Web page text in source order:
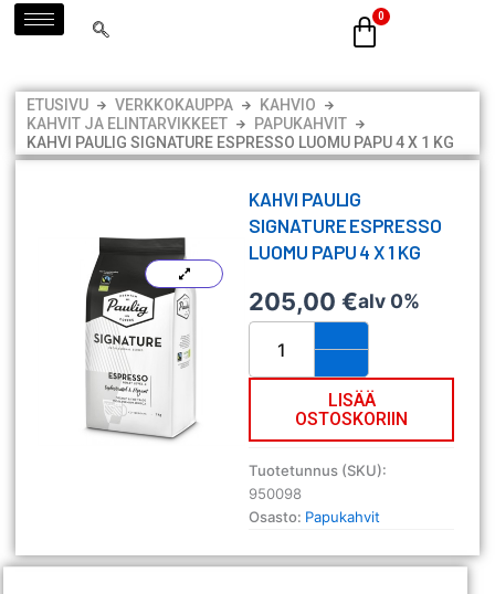
Siirry
sisältöön
ETUSIVU VERKKOKAUPPA
KAHVIO
KAHVIT JA ELINTARVIKKEET
PAPUKAHVIT
KAHVI PAULIG SIGNATURE ESPRESSO LUOMU PAPU 4 X 1 KG
KAHVI PAULIG
SIGNATURE ESPRESSO
LUOMU PAPU 4 X 1 KG
205,00€alv 0%
Kahvi
Paulig
Signature
papu
4
x
1
määrä
LISÄÄ
OSTOSKORIIN
Tuotetunnus (SKU):
950098
Osasto: Papukahvit